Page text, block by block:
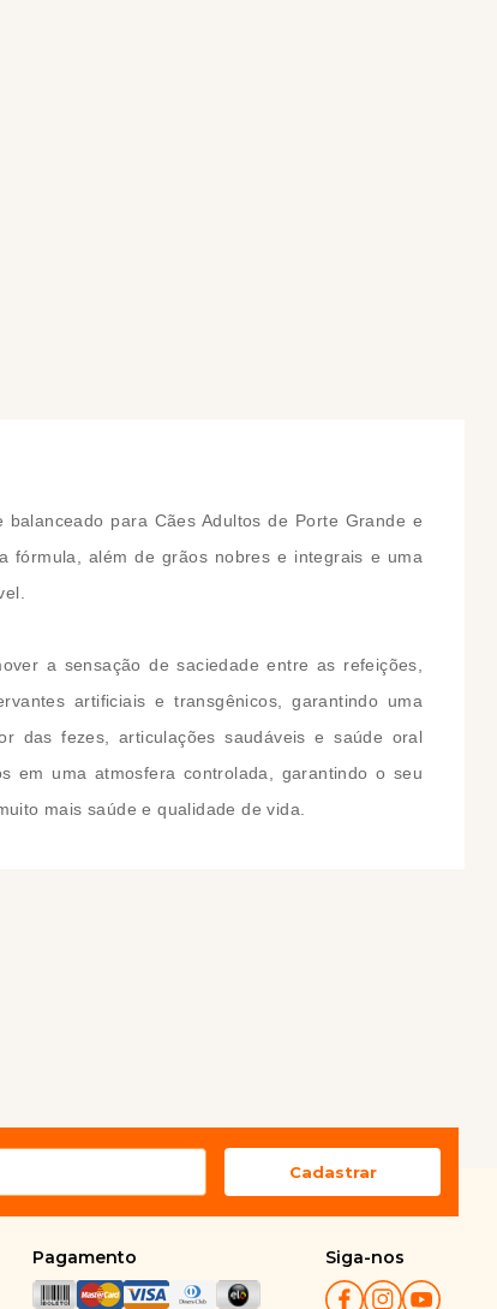
para Cães Adultos de Porte Grande e
fórmula, além de grãos nobres e integrais e uma
a sensação de saciedade entre as refeições,
artificiais e transgênicos, garantindo uma
das fezes, articulações saudáveis e saúde oral
em uma atmosfera controlada, garantindo o seu
mais saúde e qualidade de vida.
Pagamento Siga-nos